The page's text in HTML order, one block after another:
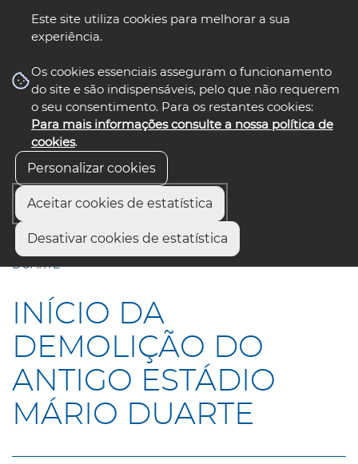
Este site utiliza cookies para melhorar a sua
experiência.
Os cookies essenciais asseguram o funcionamento
do site e são indispensáveis, pelo que não requerem
o seu consentimento. Para os restantes cookies:
Para mais informações consulte a nossa política de
cookies.
Personalizar cookies
Aceitar cookies de estatística
Desativar cookies de estatística
nos select language
Início
INÍCIO DA DEMOLIÇÃO DO ANTIGO ESTÁDIO MÁRIO
DUARTE
INÍCIO DA
DEMOLIÇÃO DO
ANTIGO ESTÁDIO
MÁRIO DUARTE